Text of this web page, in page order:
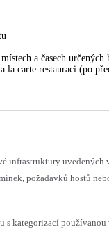
a časech určených
la carte restauraci (po
infrastruktury uvedených
požadavků hostů
kategorizací používanou